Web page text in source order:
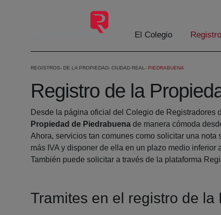
Saltar al contenido principal
El Colegio
REGISTROS DE LA PROPIEDAD CIUDAD REAL PIEDRABUENA
Registro de la
Desde la página oficial del Colegio de Registradores
Propiedad de Piedrabuena de manera cómoda
Ahora, servicios tan comunes como solicitar una nota
más IVA y disponer de ella en un plazo medio inferior
También puede solicitar a través de la plataforma
Tramites en el registro de